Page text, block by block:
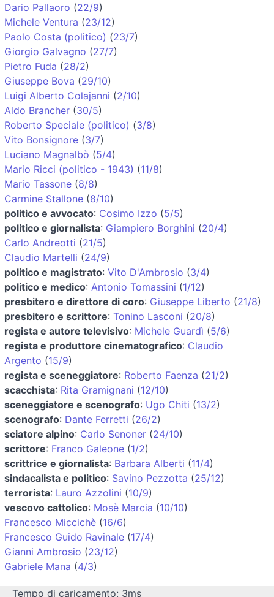
Dario Pallaoro (22/9)
Michele Ventura (23/12)
Paolo Costa (politico) (23/7)
Giorgio Galvagno (27/7)
Pietro Fuda (28/2)
Giuseppe Bova (29/10)
Luigi Alberto Colajanni (2/10)
Aldo Brancher (30/5)
Roberto Speciale (politico) (3/8)
Vito Bonsignore (3/7)
Luciano Magnalbò (5/4)
Mario Ricci (politico - 1943) (11/8)
Mario Tassone (8/8)
Carmine Stallone (8/10)
politico e avvocato: Cosimo Izzo (5/5)
politico e giornalista: Giampiero Borghini (20/4)
Carlo Andreotti (21/5)
Claudio Martelli (24/9)
politico e magistrato: Vito D'Ambrosio (3/4)
politico e medico: Antonio Tomassini (1/12)
presbitero e direttore di coro: Giuseppe Liberto (21/8)
presbitero e scrittore: Tonino Lasconi (20/8)
regista e autore televisivo: Michele Guardì (5/6)
regista e produttore cinematografico: Claudio
Argento (15/9)
regista e sceneggiatore: Roberto Faenza (21/2)
scacchista: Rita Gramignani (12/10)
sceneggiatore e scenografo: Ugo Chiti (13/2)
scenografo: Dante Ferretti (26/2)
sciatore alpino: Carlo Senoner (24/10)
scrittore: Franco Galeone (1/2)
scrittrice e giornalista: Barbara Alberti (11/4)
sindacalista e politico: Savino Pezzotta (25/12)
terrorista: Lauro Azzolini (10/9)
vescovo cattolico: Mosè Marcia (10/10)
Francesco Miccichè (16/6)
Francesco Guido Ravinale (17/4)
Gianni Ambrosio (23/12)
Gabriele Mana (4/3)
Tempo di caricamento: 3ms